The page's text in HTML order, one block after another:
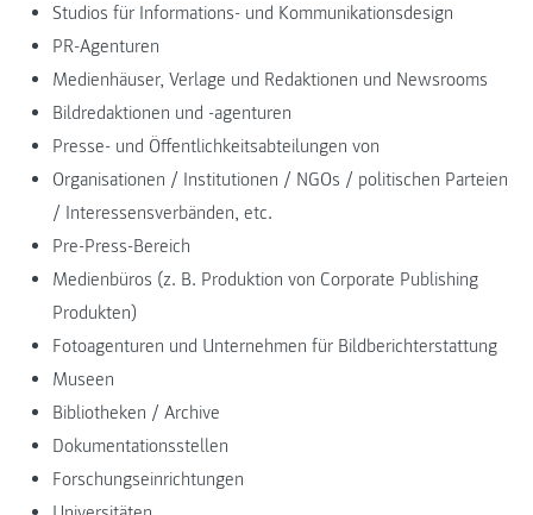
Studios für Informations- und Kommunikationsdesign
PR-Agenturen
Medienhäuser, Verlage und Redaktionen und Newsrooms
Bildredaktionen und -agenturen
Presse- und Öffentlichkeitsabteilungen von
Organisationen / Institutionen / NGOs / politischen Parteien
/ Interessensverbänden, etc.
Pre-Press-Bereich
Medienbüros (z. B. Produktion von Corporate Publishing
Produkten)
Fotoagenturen und Unternehmen für Bildberichterstattung
Museen
Bibliotheken / Archive
Dokumentationsstellen
Forschungseinrichtungen